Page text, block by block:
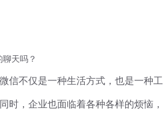
天吗？
信不仅是一种生活方式，也是一种
时，企业也面临着各种各样的烦恼